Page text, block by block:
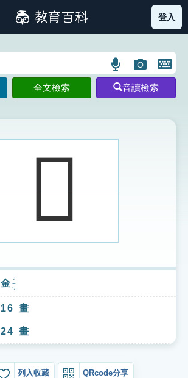
筆畫索引圖示 部首索引表圖示
登入
語
言
搜
示
圖
片
搜
開
鍵
圖
全文檢索 音讀檢索
𨯢
金 ㄐㄧㄣ
16 畫
24 畫
列入收藏 QRcode分享